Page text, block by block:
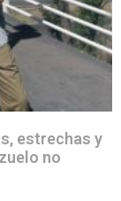
estrechas y
no